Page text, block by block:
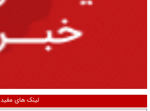
لینک های مفید